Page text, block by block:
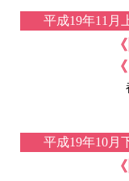
平成19年11月
平成19年10月